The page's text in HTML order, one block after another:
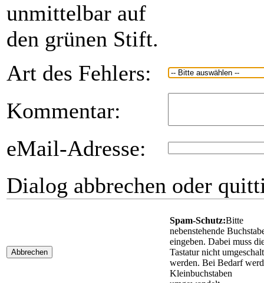
unmittelbar auf
den grünen Stift.
Art des Fehlers:
Kommentar:
eMail-Adresse:
Dialog abbrechen oder
Abbrechen
Spam-Schutz:Bitte
nebenstehende
eingeben. Dabei muss
Tastatur nicht
werden. Bei Bedarf
Kleinbuchstaben